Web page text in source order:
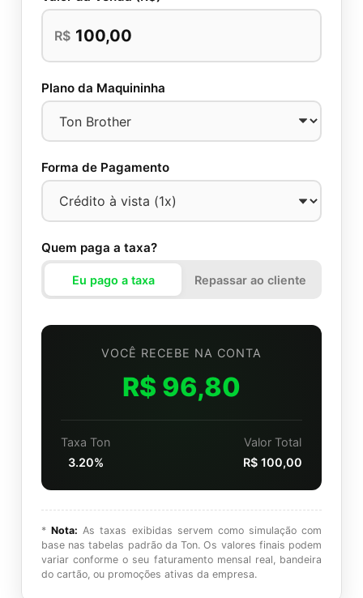
R$
Plano da Maquininha
Forma de Pagamento
Quem paga a taxa?
Eu pago a taxa Repassar ao cliente
VOCÊ RECEBE NA CONTA
R$ 96,80
Taxa Ton
3.20%
Valor Total
R$ 100,00
*Nota: As taxas exibidas servem como simulação com
base nas tabelas padrão da Ton. Os valores finais podem
variar conforme o seu faturamento mensal real, bandeira
do cartão, ou promoções ativas da empresa.